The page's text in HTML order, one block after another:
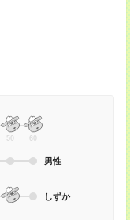
50 60
男性
しずか